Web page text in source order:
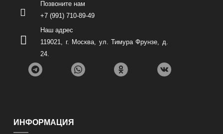
Позвоните нам
+7 (991) 710-89-49
Наш адрес
119021, г. Москва, ул. Тимура Фрунзе, д.
24.
ИНФОРМАЦИЯ